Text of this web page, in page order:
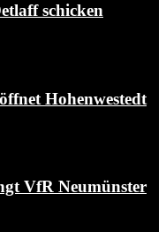
schicken
Hohenwestedt
VfR Neumünster